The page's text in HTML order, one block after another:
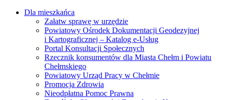
Dla mieszkańca
Załatw sprawę w urzędzie
Powiatowy Ośrodek Dokumentacji Geodezyjnej
i Kartograficznej – Katalog e-Usług
Portal Konsultacji Społecznych
Rzecznik konsumentów dla Miasta Chełm i Powiatu
Chełmskiego
Powiatowy Urząd Pracy w Chełmie
Promocja Zdrowia
Nieodpłatna Pomoc Prawna